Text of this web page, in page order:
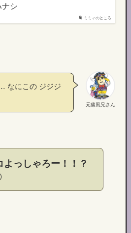
ミミィのところ
ナシ
元痛風兄さん
なにこの ジジジ
よっしゃろー！！？